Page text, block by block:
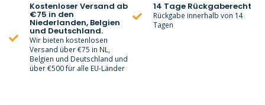
Kostenloser Versand ab
€75 in den
Niederlanden, Belgien
und Deutschland.
Wir bieten kostenlosen
Versand über €75 in NL,
Belgien und Deutschland und
über €500 für alle EU-Länder
14 Tage Rückgaberecht
Rückgabe innerhalb von 14
Tagen